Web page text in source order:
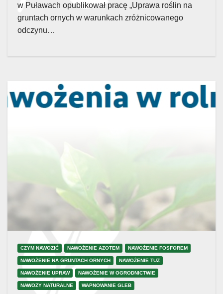
w Puławach opublikował pracę „Uprawa roślin na
gruntach ornych w warunkach zróżnicowanego
odczynu…
CZYM NAWOZIĆ NAWOŻENIE AZOTEM NAWOŻENIE FOSFOREM
NAWOŻENIE NA GRUNTACH ORNYCH NAWOŻENIE TUZ
NAWOŻENIE UPRAW NAWOŻENIE W OGRODNICTWIE
NAWOZY NATURALNE WAPNOWANIE GLEB